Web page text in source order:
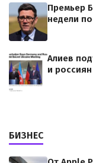
Премьер
недели
Алиев
и
БИЗНЕС